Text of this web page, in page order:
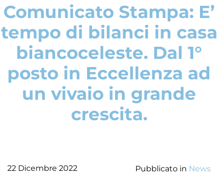
Comunicato Stampa: E’
tempo di bilanci in casa
biancoceleste. Dal 1°
posto in Eccellenza ad
un vivaio in grande
crescita.
22 Dicembre 2022 Pubblicato in News